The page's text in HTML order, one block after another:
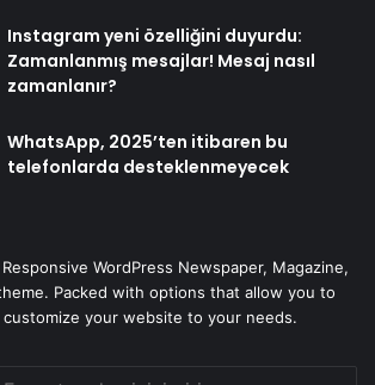
Instagram yeni özelliğini duyurdu:
Zamanlanmış mesajlar! Mesaj nasıl
zamanlanır?
WhatsApp, 2025’ten itibaren bu
telefonlarda desteklenmeyecek
WordPress Newspaper, Magazine,
Packed with options that allow you to
your website to your needs.